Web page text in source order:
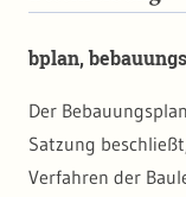
bplan,
Der
Satzung
Verfahren der